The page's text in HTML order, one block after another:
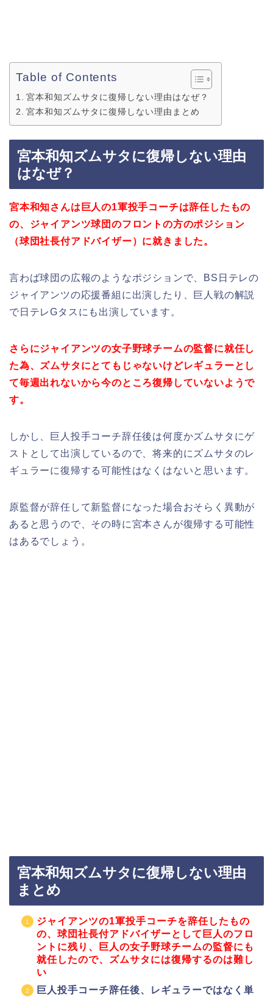
Table of Contents
宮本和知ズムサタに復帰しない理由はなぜ？
宮本和知ズムサタに復帰しない理由まとめ
宮本和知ズムサタに復帰しない理由
はなぜ？
宮本和知さんは巨人の1軍投手コーチは辞任したもの
の、ジャイアンツ球団のフロントの方のポジション
（球団社長付アドバイザー）に就きました。
言わば球団の広報のようなポジションで、BS日テレの
ジャイアンツの応援番組に出演したり、巨人戦の解説
で日テレGタスにも出演しています。
さらにジャイアンツの女子野球チームの監督に就任し
た為、ズムサタにとてもじゃないけどレギュラーとし
て毎週出れないから今のところ復帰していないようで
す。
しかし、巨人投手コーチ辞任後は何度かズムサタにゲ
ストとして出演しているので、将来的にズムサタのレ
ギュラーに復帰する可能性はなくはないと思います。
原監督が辞任して新監督になった場合おそらく異動が
あると思うので、その時に宮本さんが復帰する可能性
はあるでしょう。
宮本和知ズムサタに復帰しない理由
まとめ
ジャイアンツの1軍投手コーチを辞任したもの
の、球団社長付アドバイザーとして巨人のフロ
ントに残り、巨人の女子野球チームの監督にも
就任したので、ズムサタには復帰するのは難し
い
巨人投手コーチ辞任後、レギュラーではなく単